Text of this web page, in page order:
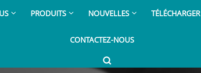
PRODUITS NOUVELLES TÉLÉCHARGER
CONTACTEZ-NOUS